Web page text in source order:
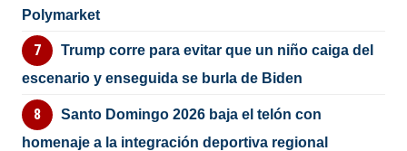
Polymarket
Trump corre para evitar que un niño caiga del
escenario y enseguida se burla de Biden
Santo Domingo 2026 baja el telón con
homenaje a la integración deportiva regional